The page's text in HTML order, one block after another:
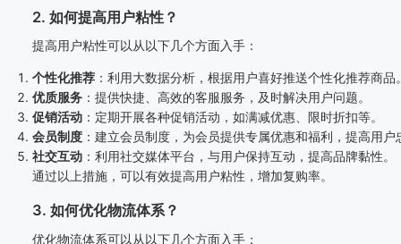
2. 如何提高用户粘性？
提高用户粘性可以从以下几个方面入手：
个性化推荐 ：利用大数据分析，根据用户喜好推送个性化推荐商品
优质服务 ：提供快捷、高效的客服服务，及时解决用户问题。
促销活动 ：定期开展各种促销活动，如满减优惠、限时折扣等。
会员制度 ：建立会员制度，为会员提供专属优惠和福利，提高用户
社交互动 ：利用社交媒体平台，与用户保持互动，提高品牌黏性。
通过以上措施，可以有效提高用户粘性，增加复购率。
3. 如何优化物流体系？
优化物流体系可以从以下几个方面入手：